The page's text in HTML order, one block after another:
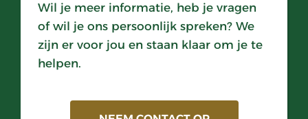
Wil je meer informatie, heb je vragen
of wil je ons persoonlijk spreken? We
zijn er voor jou en staan klaar om je te
helpen.